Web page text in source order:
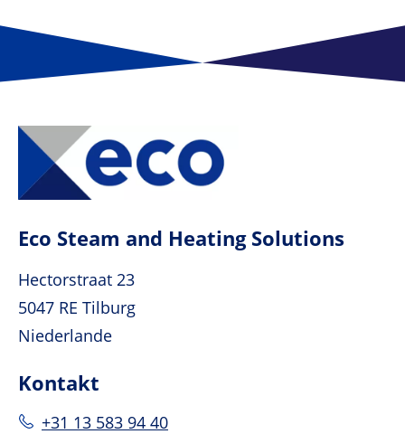
Eco Steam and Heating Solutions
Hectorstraat 23
5047 RE Tilburg
Niederlande
Kontakt
+31 13 583 94 40